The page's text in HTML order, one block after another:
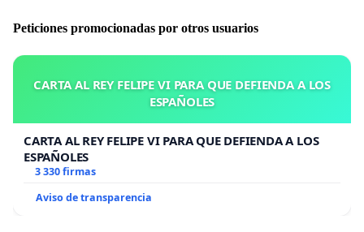
Peticiones promocionadas por otros usuarios
CARTA AL REY FELIPE VI PARA QUE DEFIENDA A LOS
ESPAÑOLES
CARTA AL REY FELIPE VI PARA QUE DEFIENDA A LOS
ESPAÑOLES
3 330 firmas
Aviso de transparencia